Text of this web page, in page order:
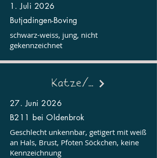
1. Juli 2026
Butjadingen-Boving
schwarz-weiss, jung, nicht
gekennzeichnet
Katze/Kater
27. Juni 2026
B211 bei Oldenbrok
Geschlecht unkennbar, getigert mit weiß
an Hals, Brust, Pfoten Söckchen, keine
Kennzeichnung